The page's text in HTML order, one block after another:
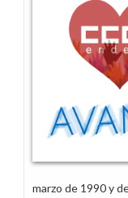
marzo de 1990 y